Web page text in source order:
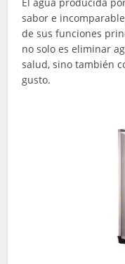
sabor e
de sus funciones
no solo es eliminar
salud, sino también
gusto.